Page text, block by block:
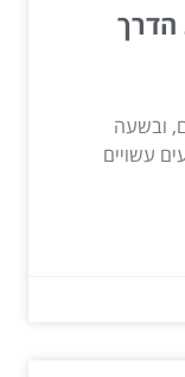
הדרך
ובשעה
עשויים